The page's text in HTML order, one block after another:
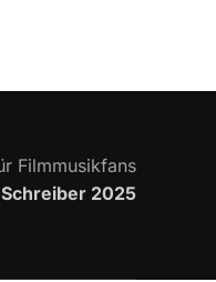
Filmmusikfans
2025